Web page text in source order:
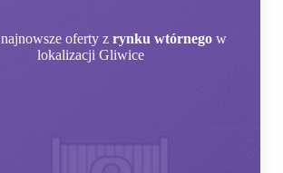
najnowsze oferty z rynku wtórnego w
lokalizacji Gliwice